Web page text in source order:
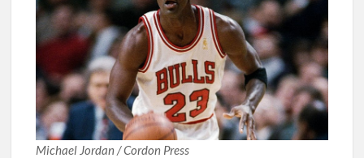
Michael Jordan / Cordon Press